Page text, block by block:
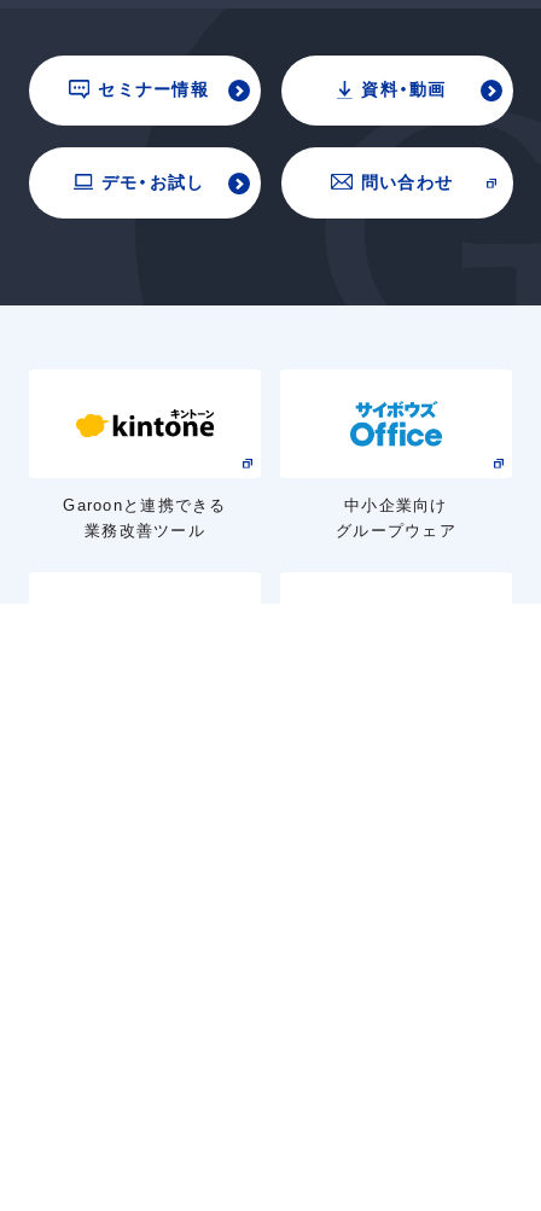
セミナー情報 資料・動画
デモ・お試し 問い合わせ
Garoonと連携できる
業務改善ツール
中小企業向け
グループウェア